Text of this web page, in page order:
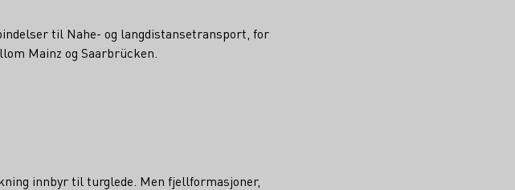
til Nahe- og langdistansetransport, for
Mainz og Saarbrücken.
innbyr til turglede. Men fjellformasjoner,